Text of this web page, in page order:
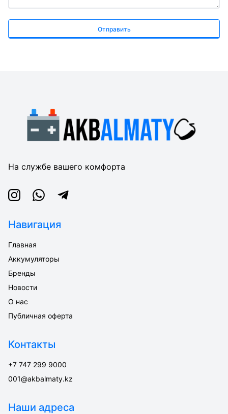
Отправить
На службе вашего комфорта
InstagramWhatsappTelegram
Навигация
Главная
Аккумуляторы
Бренды
Новости
О нас
Публичная оферта
Контакты
+7 747 299 9000
001@akbalmaty.kz
Наши адреса